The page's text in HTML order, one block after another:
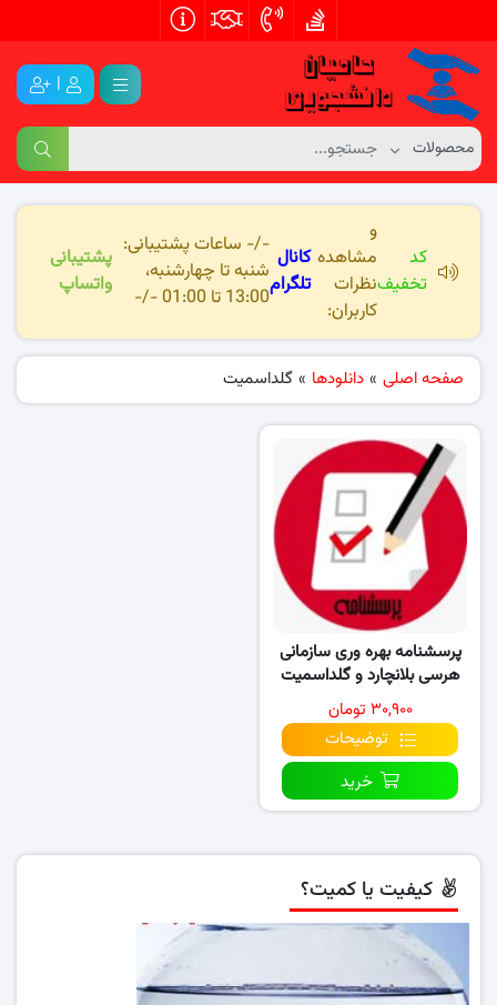
|
کد
تخفیف
و
مشاهده
نظرات
کاربران:
کانال
تلگرام
-/- ساعات پشتیبانی:
شنبه تا چهارشنبه،
13:00 تا 01:00 -/-
پشتیبانی
واتساپ
صفحه اصلی » دانلودها » گلداسمیت
پرسشنامه بهره وری سازمانی
هرسی بلانچارد و گلداسمیت
۳۰,۹۰۰ تومان
توضیحات
خرید
کیفیت یا کمیت؟